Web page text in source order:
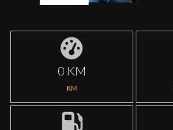
0 KM
KM